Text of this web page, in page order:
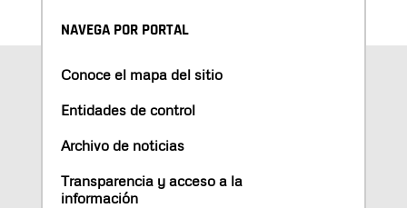
NAVEGA POR PORTAL
Conoce el mapa del sitio
Entidades de control
Archivo de noticias
Transparencia y acceso a la
información